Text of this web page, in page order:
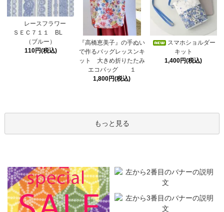
レースフラワー
ＳＥＣ７１１ BL
（ブルー）
110円(税込)
『高橋恵美子』の手ぬい
で作るバッグレッスンキ
ット 大きめ折りたたみ
エコバッグ １
1,800円(税込)
スマホショルダー
キット
1,400円(税込)
もっと見る